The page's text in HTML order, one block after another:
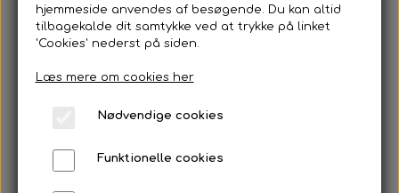
hjemmeside anvendes af besøgende. Du kan altid
tilbagekalde dit samtykke ved at trykke på linket
'Cookies' nederst på siden.
Læs mere om cookies her
Nødvendige cookies
Funktionelle cookies